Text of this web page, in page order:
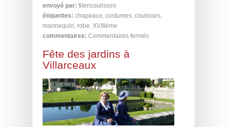
envoyé par: filencoulisses
étiquettes: chapeaux, costumes, coulisses,
mannequin, robe, XVIIIème
commentaires: Commentaires fermés
Fête des jardins à
Villarceaux